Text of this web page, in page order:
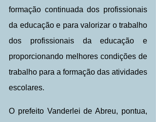
formação continuada dos profissionais
da educação e para valorizar o trabalho
dos profissionais da educação e
proporcionando melhores condições de
trabalho para a formação das atividades
escolares.
O prefeito Vanderlei de Abreu, pontua,